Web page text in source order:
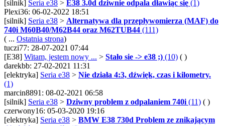
[silnik] Seria e38 > E38 3.0d dziwnie odpala dławiąc się (1)
Plexi36: 06-02-2022 18:51
[silnik] Seria e38 > Alternatywa dla przepływomierza (MAF) do
740i M60B40/M62B44 oraz M62TUB44 (111)
( ... Ostatnia strona)
tuczi77: 28-07-2021 07:44
[E38] Witam, jestem nowy ... > Stało sie -> e38 ;) (10) ( )
darekbb: 27-02-2021 11:31
[elektryka] Seria e38 > Nie działa 4:3, dźwięk, czas i kilometry.
(1)
marcin8891: 08-02-2021 06:58
[silnik] Seria e38 > Dziwny problem z odpalaniem 740i (11) ( )
czerwony16: 05-03-2020 19:16
[elektryka] Seria e38 > BMW E38 730d Problem ze znikającym